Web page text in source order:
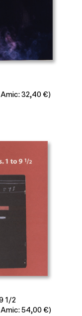
32,40 €)
1/2
Amic: 54,00 €)